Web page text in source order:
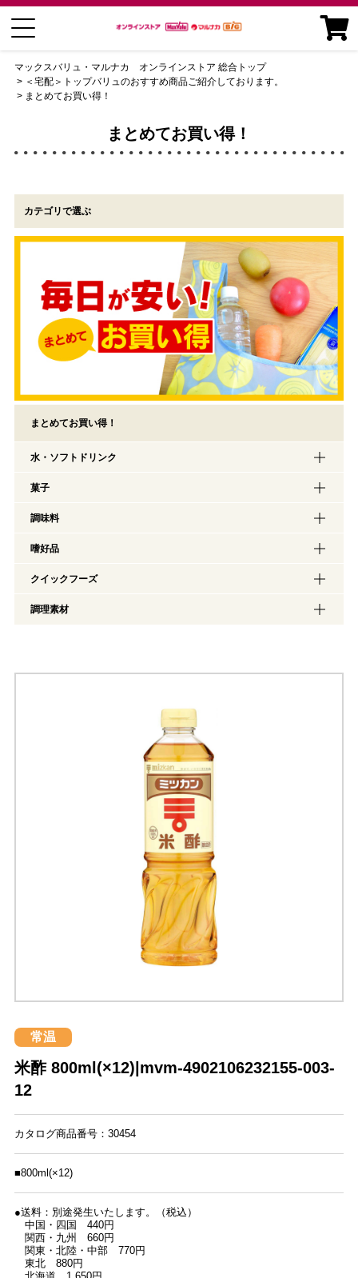
マックスバリュ・マルナカ オンラインストア 総合トップ
＜宅配＞トップバリュのおすすめ商品ご紹介しております。
まとめてお買い得！
まとめてお買い得！
カテゴリで選ぶ
まとめてお買い得！
水・ソフトドリンク
菓子
調味料
嗜好品
クイックフーズ
調理素材
常温
米酢 800ml(×12)|mvm-4902106232155-003-
12
カタログ商品番号：30454
■800ml(×12)
●送料：別途発生いたします。（税込）
中国・四国 440円
関西・九州 660円
関東・北陸・中部 770円
東北 880円